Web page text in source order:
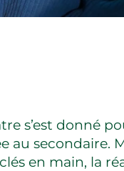
s’est donné
au secondaire.
en main, la